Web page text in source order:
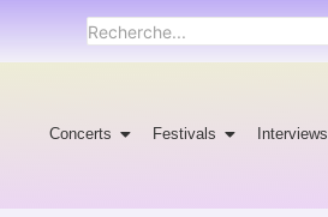
Concerts Festivals Interviews